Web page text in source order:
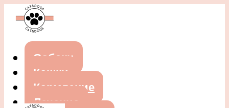
Собаки
Кошки
Кормление
Лечение